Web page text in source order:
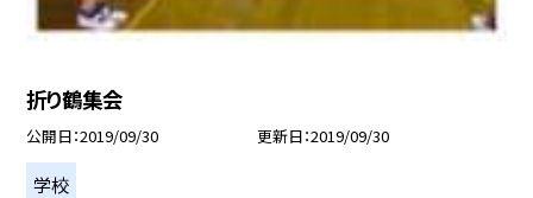
折り鶴集会
公開日 2019/09/30 更新日 2019/09/30
学校